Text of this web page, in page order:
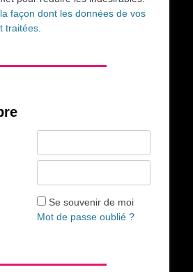
façon dont les données de vos
traitées
Se souvenir de moi
Mot de passe oublié ?